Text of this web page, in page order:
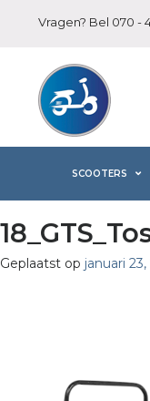
Vragen? Bel 070 -
SCOOTERS
Geplaatst op januari